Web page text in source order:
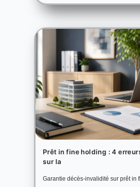
Prêt in fine holding : 4
sur la
Garantie décès-invalidité sur prêt in